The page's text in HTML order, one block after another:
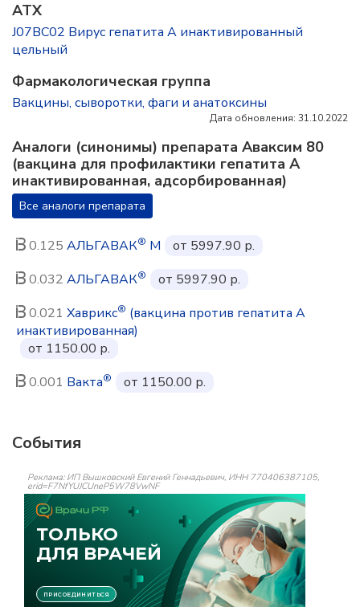
ATX
J07BC02 Вирус гепатита А инактивированный
цельный
Фармакологическая группа
Вакцины, сыворотки, фаги и анатоксины
Дата обновления: 31.10.2022
Аналоги (синонимы) препарата Аваксим 80
(вакцина для профилактики гепатита А
инактивированная, адсорбированная)
Все аналоги препарата
0.125 АЛЬГАВАК® М
от 5997.90 р.
0.032 АЛЬГАВАК®
от 5997.90 р.
0.021 Хаврикс® (вакцина против гепатита А
инактивированная)
от 1150.00 р.
0.001 Вакта® от 1150.00 р.
События
Реклама: ИП Вышковский Евгений Геннадьевич, ИНН 770406387105,
erid=F7NfYUJCUneP5W78VwNF